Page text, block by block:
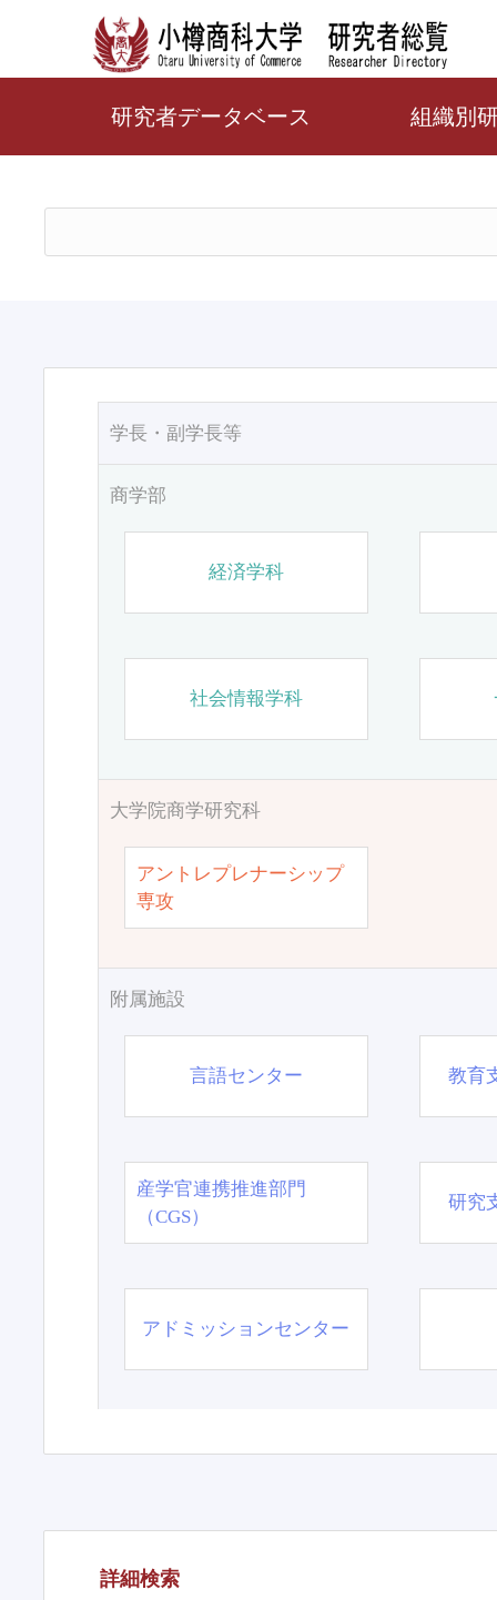
研究者データベース 組織別
学長・副学長等
商学部
経済学科
社会情報学科
大学院商学研究科
アントレプレナーシップ
専攻
附属施設
言語センター 教育
産学官連携推進部門
（CGS）
研究
アドミッションセンター
詳細検索